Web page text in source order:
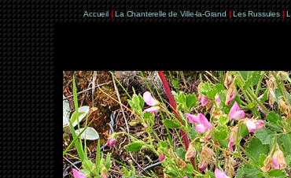
Accueil | La Chanterelle de Ville-la-Grand | Les Russules |